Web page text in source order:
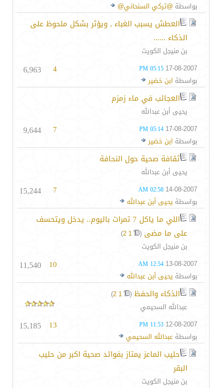
بواسطة @تركي السنحاني@
العطش يسبب الغباء , ويؤثر بشكل ملحوظ على
الذكاء ......
بن منيجل الكويت
17-08-2007
05:15 PM
بواسطة ابن خضير
4
6,963
العجائب في ماء زمزم
يحيى أبن عبدالله
17-08-2007
05:14 PM
بواسطة ابن خضير
7
9,644
ثقافة صحية حول النحافة
يحيى أبن عبدالله
14-08-2007
02:58 AM
بواسطة يحيى أبن عبدالله
7
15,244
اللي ما ياكل 7 تمرات باليوم.. يدخل ويتحسف
على ما مضى (
1
2
)
بن منيجل الكويت
13-08-2007
12:54 AM
بواسطة يحيى أبن عبدالله
10
11,540
الذكاء والحفظ (
1
2
)
عبدالله السحيمي
12-08-2007
11:53 PM
بواسطة عبدالله السحيمي
13
15,185
حليب الماعز يمتاز بفوائد صحية اكبر من حليب
البقر
بن منيجل الكويت